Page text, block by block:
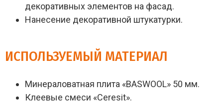
декоративных элементов на фасад.
Нанесение декоративной штукатурки.
ИСПОЛЬЗУЕМЫЙ МАТЕРИАЛ
Минераловатная плита «BASWOOL» 50 мм.
Клеевые смеси «Ceresit».